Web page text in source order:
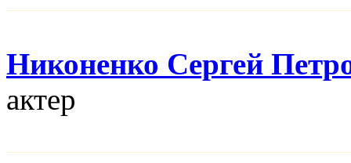
Никоненко Сергей
актер